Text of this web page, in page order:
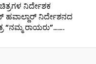
ನಿರ್ದೇಶಕ
ನಿರ್ದೇಶನದ
“ನಮ್ಮ ರಾಯರು”…….